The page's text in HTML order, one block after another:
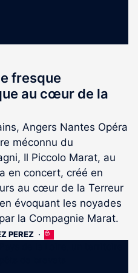
fresque
au cœur de la
Angers Nantes Opéra
méconnu du
Il Piccolo Marat, au
en concert, créé en
au cœur de la Terreur
évoquant les noyades
la Compagnie Marat.
PEREZ
Cet